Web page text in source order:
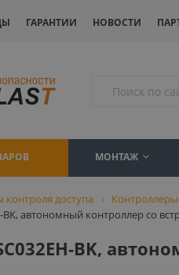
ГАРАНТИИ НОВОСТИ
МОНТАЖ
контроля доступа
BK, автономный контроллер со
BK,